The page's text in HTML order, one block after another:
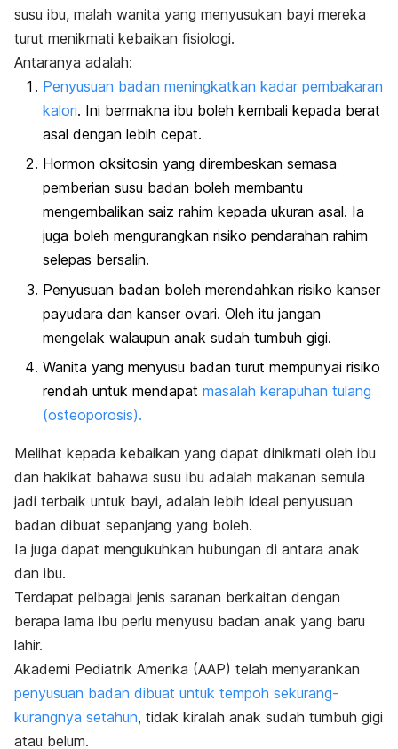
susu ibu, malah wanita yang menyusukan bayi mereka
turut menikmati kebaikan fisiologi.
Antaranya adalah:
Penyusuan badan meningkatkan kadar pembakaran
kalori. Ini bermakna ibu boleh kembali kepada berat
asal dengan lebih cepat.
Hormon oksitosin yang dirembeskan semasa
pemberian susu badan boleh membantu
mengembalikan saiz rahim kepada ukuran asal. Ia
juga boleh mengurangkan risiko pendarahan rahim
selepas bersalin.
Penyusuan badan boleh merendahkan risiko kanser
payudara dan kanser ovari. Oleh itu jangan
mengelak walaupun anak sudah tumbuh gigi.
Wanita yang menyusu badan turut mempunyai risiko
rendah untuk mendapat masalah kerapuhan tulang
(osteoporosis).
Melihat kepada kebaikan yang dapat dinikmati oleh ibu
dan hakikat bahawa susu ibu adalah makanan semula
jadi terbaik untuk bayi, adalah lebih ideal penyusuan
badan dibuat sepanjang yang boleh.
Ia juga dapat mengukuhkan hubungan di antara anak
dan ibu.
Terdapat pelbagai jenis saranan berkaitan dengan
berapa lama ibu perlu menyusu badan anak yang baru
lahir.
Akademi Pediatrik Amerika (AAP) telah menyarankan
penyusuan badan dibuat untuk tempoh sekurang-
kurangnya setahun, tidak kiralah anak sudah tumbuh gigi
atau belum.